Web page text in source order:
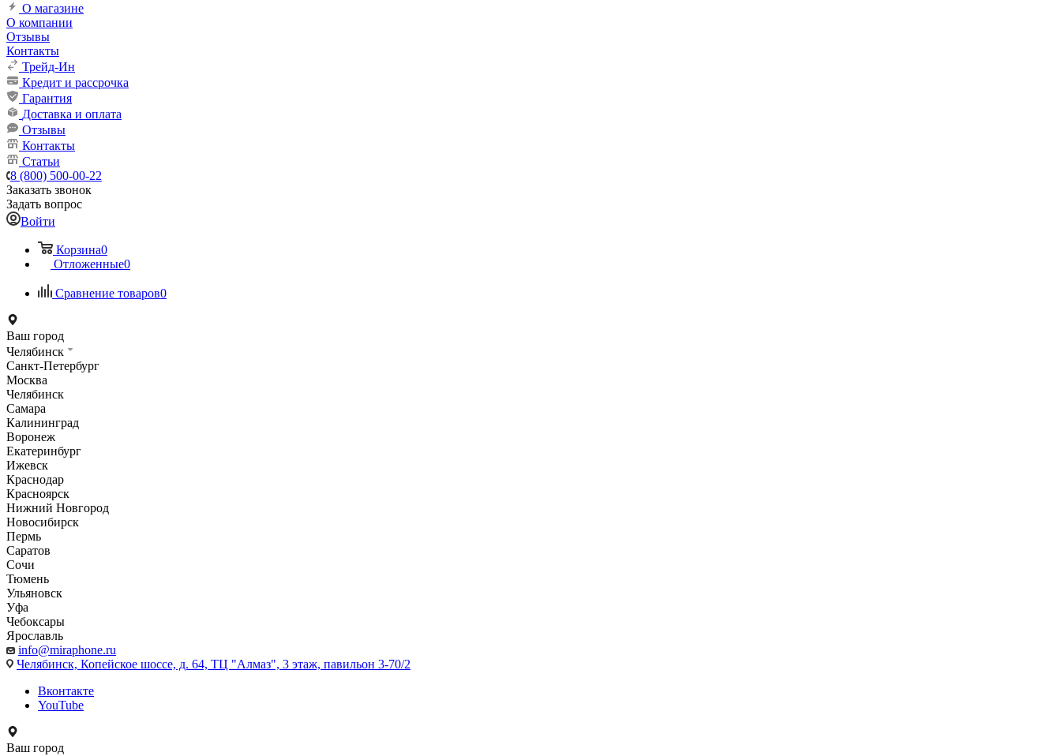
О магазине
О компании
Отзывы
Контакты
Трейд-Ин
Кредит и рассрочка
Гарантия
Доставка и оплата
Отзывы
Контакты
Статьи
8 (800) 500-00-22
Заказать звонок
Задать вопрос
Войти
Корзина0
Отложенные0
Сравнение товаров0
Ваш город
Челябинск
Санкт-Петербург
Москва
Челябинск
Самара
Калининград
Воронеж
Екатеринбург
Ижевск
Краснодар
Красноярск
Нижний Новгород
Новосибирск
Пермь
Саратов
Сочи
Тюмень
Ульяновск
Уфа
Чебоксары
Ярославль
info@miraphone.ru
Челябинск, Копейское шоссе, д. 64, ТЦ "Алмаз", 3 этаж, павильон 3-70/2
Вконтакте
YouTube
Ваш город